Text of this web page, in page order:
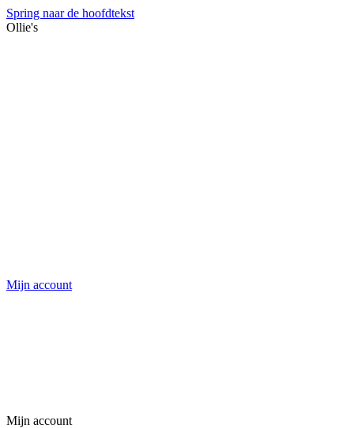
Spring naar de hoofdtekst
Ollie's
Mijn account
Mijn account